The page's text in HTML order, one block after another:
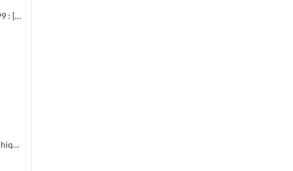
Religion et politique : le Gard dans la Révolution, 1789-1799 : [exposition, Nîmes], 28 janvier-31 mars 1989
Les Paysans de Languedoc. Tome 2 : Annexes, sources, graphiques